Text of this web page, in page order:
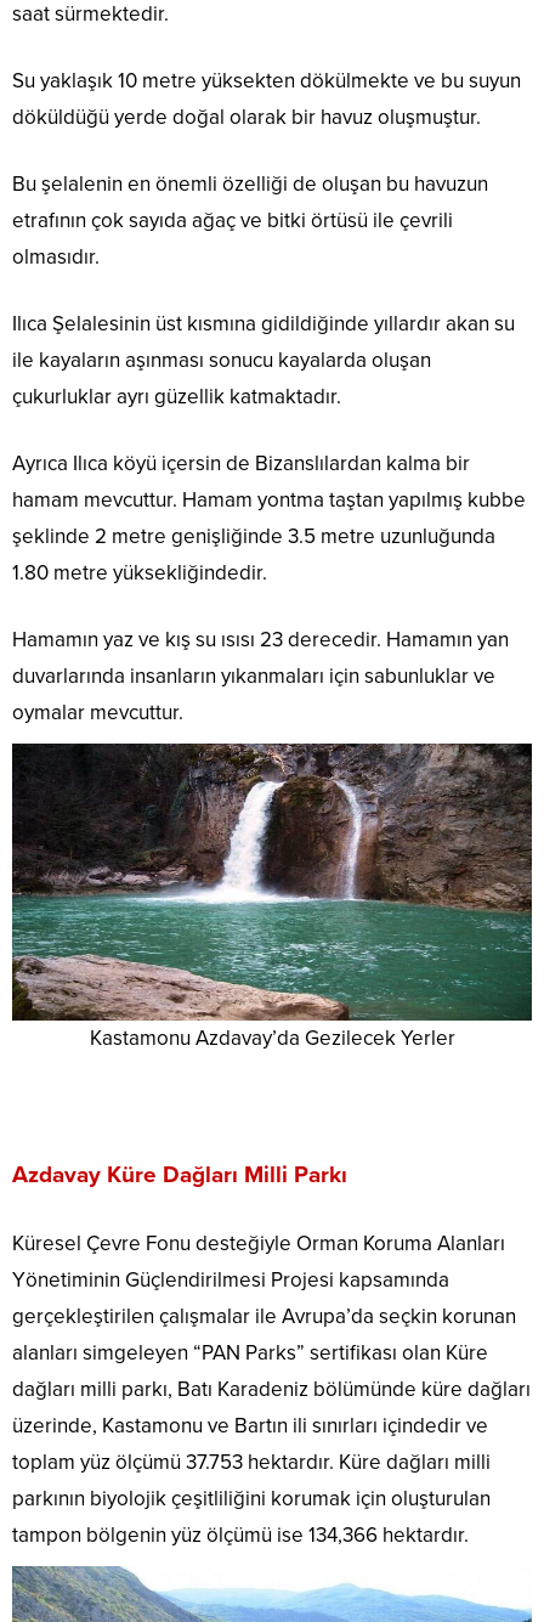
saat sürmektedir.
Su yaklaşık 10 metre yüksekten dökülmekte ve bu suyun
döküldüğü yerde doğal olarak bir havuz oluşmuştur.
Bu şelalenin en önemli özelliği de oluşan bu havuzun
etrafının çok sayıda ağaç ve bitki örtüsü ile çevrili
olmasıdır.
Ilıca Şelalesinin üst kısmına gidildiğinde yıllardır akan su
ile kayaların aşınması sonucu kayalarda oluşan
çukurluklar ayrı güzellik katmaktadır.
Ayrıca Ilıca köyü içersin de Bizanslılardan kalma bir
hamam mevcuttur. Hamam yontma taştan yapılmış kubbe
şeklinde 2 metre genişliğinde 3.5 metre uzunluğunda
1.80 metre yüksekliğindedir.
Hamamın yaz ve kış su ısısı 23 derecedir. Hamamın yan
duvarlarında insanların yıkanmaları için sabunluklar ve
oymalar mevcuttur.
Kastamonu Azdavay’da Gezilecek Yerler
Azdavay Küre Dağları Milli Parkı
Küresel Çevre Fonu desteğiyle Orman Koruma Alanları
Yönetiminin Güçlendirilmesi Projesi kapsamında
gerçekleştirilen çalışmalar ile Avrupa’da seçkin korunan
alanları simgeleyen “PAN Parks” sertifikası olan Küre
dağları milli parkı, Batı Karadeniz bölümünde küre dağları
üzerinde, Kastamonu ve Bartın ili sınırları içindedir ve
toplam yüz ölçümü 37.753 hektardır. Küre dağları milli
parkının biyolojik çeşitliliğini korumak için oluşturulan
tampon bölgenin yüz ölçümü ise 134,366 hektardır.